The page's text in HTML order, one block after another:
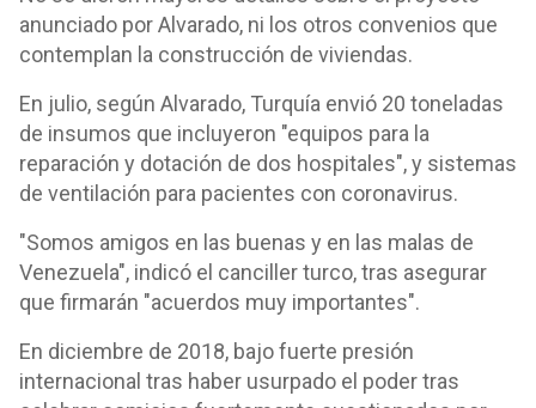
anunciado por Alvarado, ni los otros convenios que
contemplan la construcción de viviendas.
En julio, según Alvarado, Turquía envió 20 toneladas
de insumos que incluyeron "equipos para la
reparación y dotación de dos hospitales", y sistemas
de ventilación para pacientes con coronavirus.
"Somos amigos en las buenas y en las malas de
Venezuela", indicó el canciller turco, tras asegurar
que firmarán "acuerdos muy importantes".
En diciembre de 2018, bajo fuerte presión
internacional tras haber usurpado el poder tras